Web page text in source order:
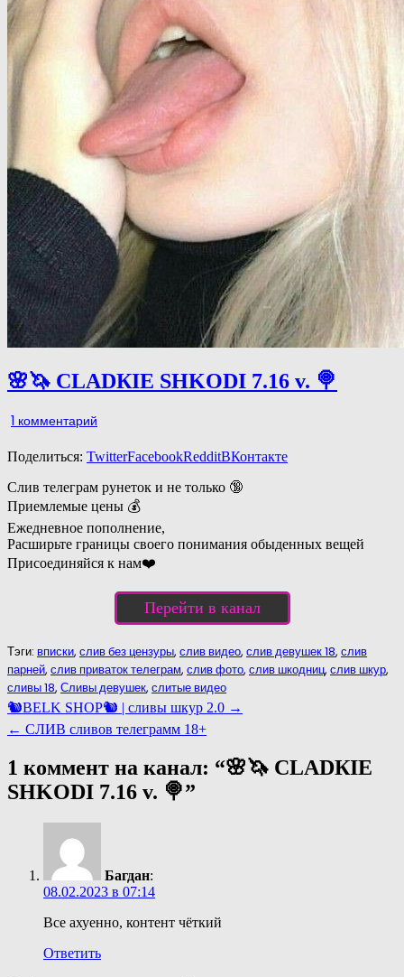
🌸🦄 СLАDКIЕ SHKODI 7.16 v. 🍭
1 комментарий
🌸
СLАDКIЕ
SHKODI
7.16
v.
🍭
Поделиться: TwitterFacebookRedditВКонтакте
Слив телеграм рунеток и не только 🔞
Приемлемые цены 💰
Ежедневное пополнение,
Расширьте границы своего понимания обыденных вещей
Присоединяйся к нам❤️
Перейти в канал
Тэги: вписки, слив без цензуры, слив видео, слив девушек 18, слив
парней, слив приваток телеграм, слив фото, слив шкодниц, слив шкур,
сливы 18, Сливы девушек, слитые видео
Навигация
по
записям
🐿️BELK SHOP🐿️ | сливы шкур 2.0 →
← СЛИВ сливов телеграмм 18+
1 коммент на канал: “🌸🦄 СLАDКIЕ
SHKODI 7.16 v. 🍭”
Багдан:
08.02.2023 в 07:14
Все ахуенно, контент чёткий
Ответить